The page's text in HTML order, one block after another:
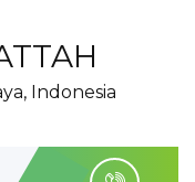
Indonesia